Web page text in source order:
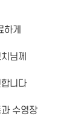
게
님께
니다
수영장